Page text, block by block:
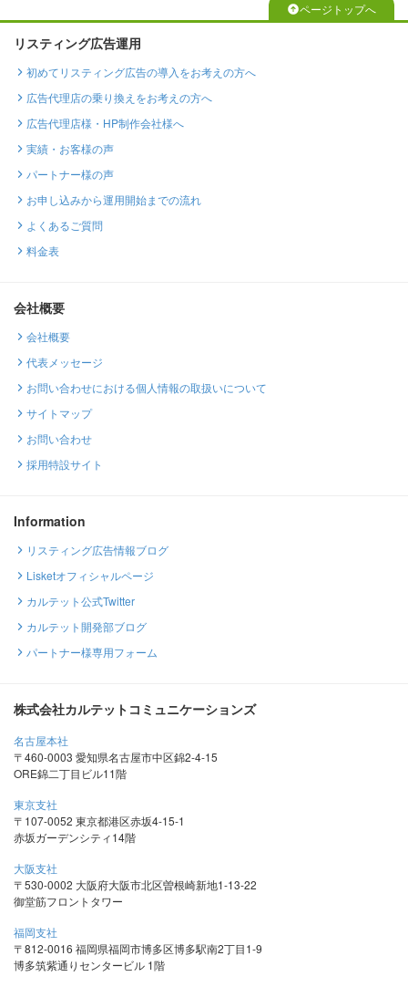
ページトップへ
リスティング広告運用
初めてリスティング広告の導入をお考えの方へ
広告代理店の乗り換えをお考えの方へ
広告代理店様・HP制作会社様へ
実績・お客様の声
パートナー様の声
お申し込みから運用開始までの流れ
よくあるご質問
料金表
会社概要
会社概要
代表メッセージ
お問い合わせにおける個人情報の取扱いについて
サイトマップ
お問い合わせ
採用特設サイト
Information
リスティング広告情報ブログ
Lisketオフィシャルページ
カルテット公式Twitter
カルテット開発部ブログ
パートナー様専用フォーム
株式会社カルテットコミュニケーションズ
名古屋本社
〒460-0003 愛知県名古屋市中区錦2-4-15
ORE錦二丁目ビル11階
東京支社
〒107-0052 東京都港区赤坂4-15-1
赤坂ガーデンシティ14階
大阪支社
〒530-0002 大阪府大阪市北区曽根崎新地1-13-22
御堂筋フロントタワー
福岡支社
〒812-0016 福岡県福岡市博多区博多駅南2丁目1-9
博多筑紫通りセンタービル 1階